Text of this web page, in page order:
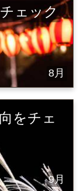
ェック
8月
をチェ
9月